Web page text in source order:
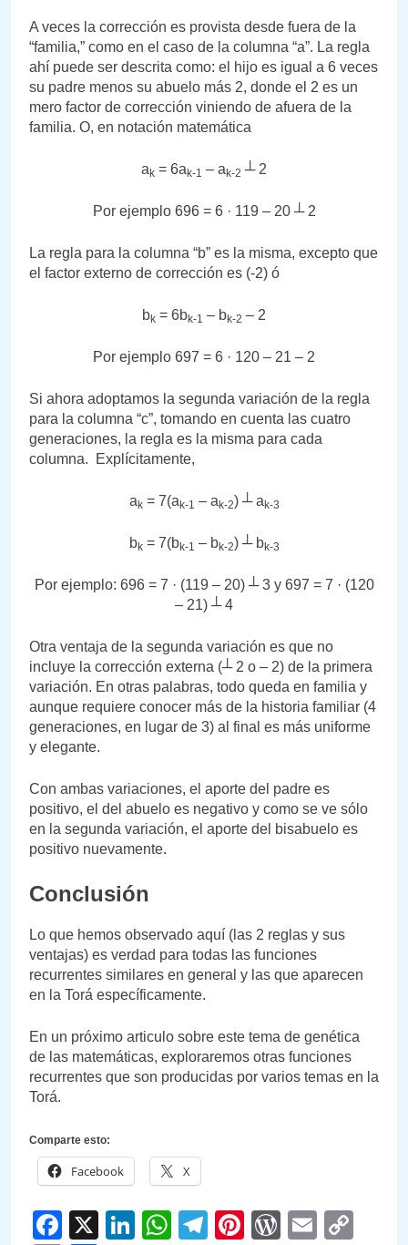
A veces la corrección es provista desde fuera de la
“familia,” como en el caso de la columna “a”. La regla
ahí puede ser descrita como: el hijo es igual a 6 veces
su padre menos su abuelo más 2, donde el 2 es un
mero factor de corrección viniendo de afuera de la
familia. O, en notación matemática
ak = 6ak-1 – ak-2 ┴ 2
Por ejemplo 696 = 6 · 119 – 20 ┴ 2
La regla para la columna “b” es la misma, excepto que
el factor externo de corrección es (-2) ó
bk = 6bk-1 – bk-2 – 2
Por ejemplo 697 = 6 · 120 – 21 – 2
Si ahora adoptamos la segunda variación de la regla
para la columna “c”, tomando en cuenta las cuatro
generaciones, la regla es la misma para cada
columna. Explícitamente,
ak= 7(ak-1 – ak-2) ┴ ak-3
bk= 7(bk-1 – bk-2) ┴ bk-3
Por ejemplo: 696 = 7 · (119 – 20) ┴ 3 y 697 = 7 · (120
– 21) ┴ 4
Otra ventaja de la segunda variación es que no
incluye la corrección externa (┴ 2 o – 2) de la primera
variación. En otras palabras, todo queda en familia y
aunque requiere conocer más de la historia familiar (4
generaciones, en lugar de 3) al final es más uniforme
y elegante.
Con ambas variaciones, el aporte del padre es
positivo, el del abuelo es negativo y como se ve sólo
en la segunda variación, el aporte del bisabuelo es
positivo nuevamente.
Conclusión
Lo que hemos observado aquí (las 2 reglas y sus
ventajas) es verdad para todas las funciones
recurrentes similares en general y las que aparecen
en la Torá específicamente.
En un próximo articulo sobre este tema de genética
de las matemáticas, exploraremos otras funciones
recurrentes que son producidas por varios temas en la
Torá.
Comparte esto:
Facebook X
Facebook
X LinkedIn
WhatsApp
Telegram
PinterestEmail